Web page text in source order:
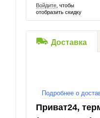
Войдите, чтобы
отобразить скидку
Доставка
Подробнее о
Приват24,